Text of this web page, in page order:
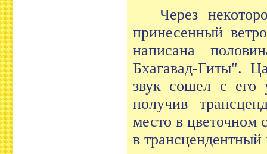
Через
принесенный
написана
Бхагавад-Гиты".
звук сошел с его
получив
место в цветочном
в